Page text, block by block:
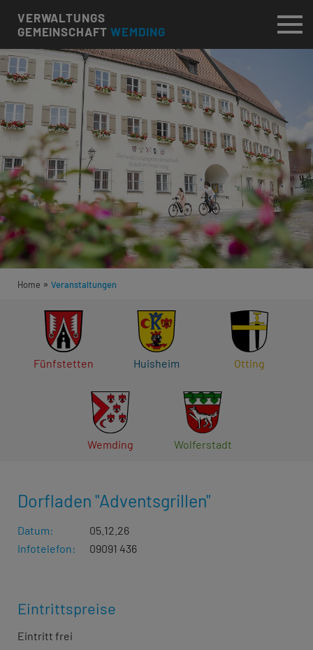
VERWALTUNGS
GEMEINSCHAFTWEMDING
Home » Veranstaltungen
Fünfstetten Huisheim Otting
Wemding Wolferstadt
Dorfladen "Adventsgrillen"
Datum:
05.12.26
Infotelefon:
09091 436
Eintrittspreise
Eintritt frei